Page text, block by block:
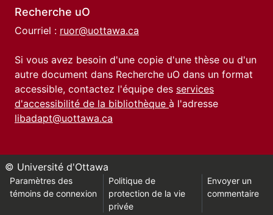
Recherche uO
Courriel : ruor@uottawa.ca
Si vous avez besoin d'une copie d'une thèse ou d'un
autre document dans Recherche uO dans un format
accessible, contactez l'équipe des services
d'accessibilité de la bibliothèque à l'adresse
libadapt@uottawa.ca
© Université d'Ottawa
Paramètres des
témoins de connexion
Politique de
protection de la vie
privée
Envoyer un
commentaire